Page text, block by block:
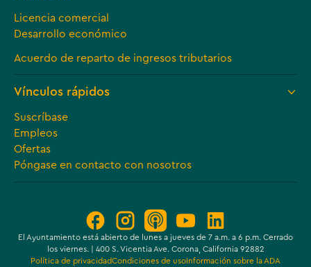
Licencia comercial
Desarrollo económico
Acuerdo de reparto de ingresos tributarios
Vínculos rápidos
Suscríbase
Empleos
Ofertas
Póngase en contacto con nosotros
Política de privacidadCondiciones de usoInformación sobre la ADA
El Ayuntamiento está abierto de lunes a jueves de 7 a.m. a 6 p.m. Cerrado
los viernes. | 400 S. Vicentia Ave. Corona, California 92882